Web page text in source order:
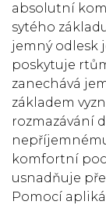
absolutní
sytého
jemný odlesk
poskytuje
zanechává
základem
rozmazávání
komfortní
usnadňuje
Pomocí